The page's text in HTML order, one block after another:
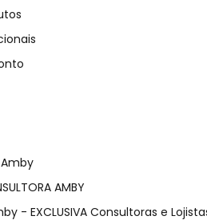
AMBY
- EXCLUSIVA Consultoras e